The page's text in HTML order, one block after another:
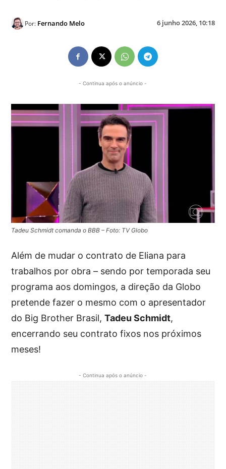
Por: Fernando Melo 6 junho 2026, 10:18
- Continua após o anúncio -
Tadeu Schmidt comanda o BBB – Foto: TV Globo
Além de mudar o contrato de Eliana para
trabalhos por obra – sendo por temporada seu
programa aos domingos, a direção da Globo
pretende fazer o mesmo com o apresentador
do Big Brother Brasil,Tadeu Schmidt,
encerrando seu contrato fixos nos próximos
meses!
- Continua após o anúncio -